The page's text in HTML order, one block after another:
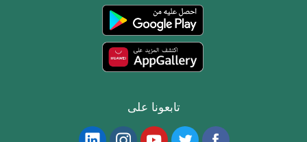
تابعونا على